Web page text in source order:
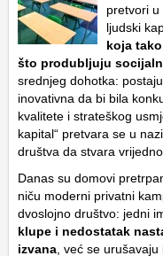
pretvori
ljudski
koja
što produbljuju
srednjeg dohotka:
inovativna da bi bila
kvalitete i strateškog
kapital“ pretvara se u
društva da stvara
Danas su domovi
niču moderni privatni
dvoslojno društvo: jedni
klupe i nedostatak
izvana , već se